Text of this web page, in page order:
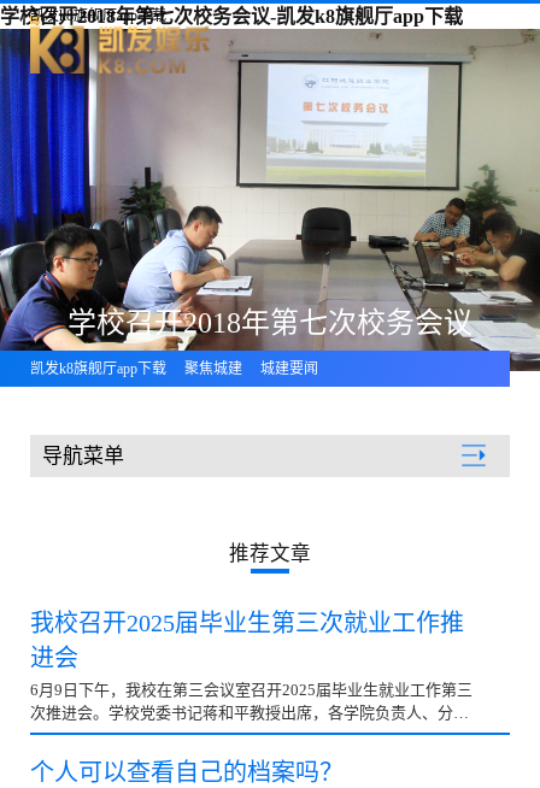
学校召开2018年第七次校务会议-凯发k8旗舰厅app下载
凯发k8旗舰厅app下载
学校召开2018年第七次校务会议
凯发k8旗舰厅app下载 聚焦城建 城建要闻
导航菜单
推荐文章
我校召开2025届毕业生第三次就业工作推
进会
6月9日下午，我校在第三会议室召开2025届毕业生就业工作第三
次推进会。学校党委书记蒋和平教授出席，各学院负责人、分管
副书记、学工办主任、毕业班辅导员及就业创业指导中心全体人
员参会，聚焦毕业生就业“百日冲刺”行动，压实责任、确保毕业
生充分就业。会议由党委副书记、学生工作部部长徐世银主持。
个人可以查看自己的档案吗？